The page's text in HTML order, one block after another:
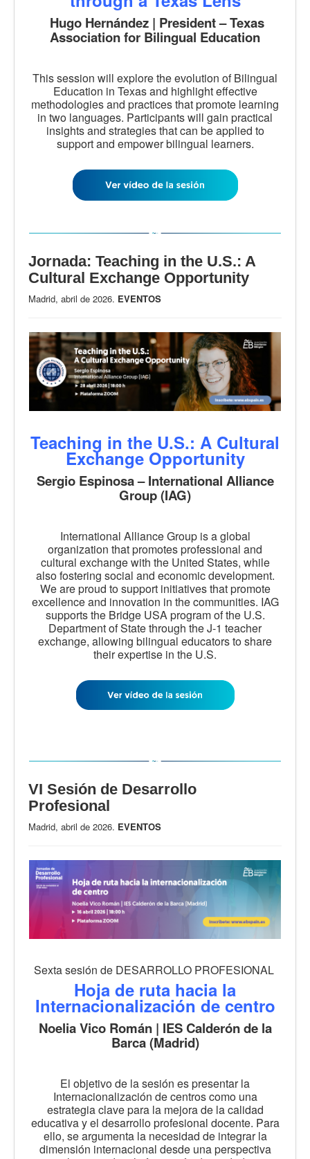
Hugo Hernández | President – Texas
Association for Bilingual Education
This session will explore the evolution of Bilingual
Education in Texas and highlight effective
methodologies and practices that promote learning
in two languages. Participants will gain practical
insights and strategies that can be applied to
support and empower bilingual learners.
Jornada: Teaching in the U.S.: A
Cultural Exchange Opportunity
Madrid, abril de 2026. EVENTOS
Teaching in the U.S.: A Cultural
Exchange Opportunity
Sergio Espinosa – International Alliance
Group (IAG)
International Alliance Group is a global
organization that promotes professional and
cultural exchange with the United States, while
also fostering social and economic development.
We are proud to support initiatives that promote
excellence and innovation in the communities. IAG
supports the Bridge USA program of the U.S.
Department of State through the J-1 teacher
exchange, allowing bilingual educators to share
their expertise in the U.S.
VI Sesión de Desarrollo
Profesional
Madrid, abril de 2026. EVENTOS
Sexta sesión de DESARROLLO PROFESIONAL
Hoja de ruta hacia la
Internacionalización de centro
Noelia Vico Román | IES Calderón de la
Barca (Madrid)
El objetivo de la sesión es presentar la
Internacionalización de centros como una
estrategia clave para la mejora de la calidad
educativa y el desarrollo profesional docente. Para
ello, se argumenta la necesidad de integrar la
dimensión internacional desde una perspectiva